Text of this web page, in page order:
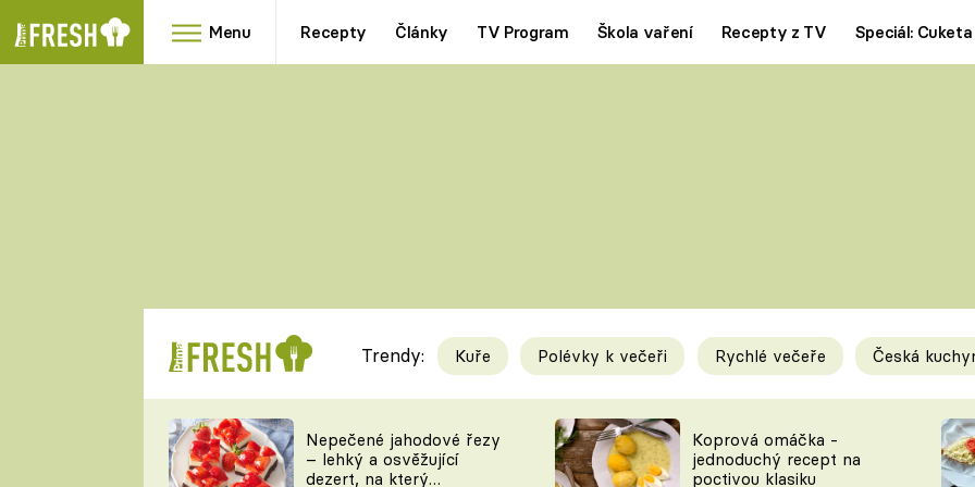
Menu Recepty Články TV Program Škola vaření Recepty z TV Speciál: Cuketa
RYCHLOVKY
Videorecepty
TEĎ VAŘÍ ŠÉF!
Tipy a triky
KAM ZA JÍDLEM
Trendy: Kuře Polévky k večeři Rychlé večeře Česká
Nepečené jahodové řezy
– lehký a osvěžující
dezert, na který
Koprová omáčka -
jednoduchý recept na
poctivou klasiku